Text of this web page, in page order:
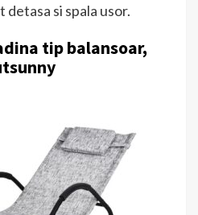
detasa si spala usor.
tip balansoar,